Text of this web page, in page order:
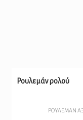
Ρουλεμάν ρολού
ΡΟΥΛΕΜΑΝ